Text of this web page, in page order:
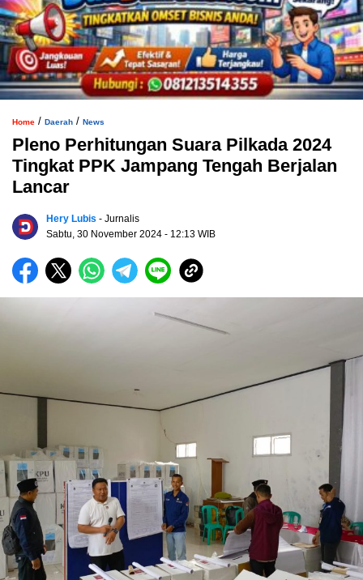
Home / Daerah / News
Pleno Perhitungan Suara Pilkada 2024
Tingkat PPK Jampang Tengah Berjalan
Lancar
Hery Lubis - Jurnalis
Sabtu, 30 November 2024 - 12:13 WIB